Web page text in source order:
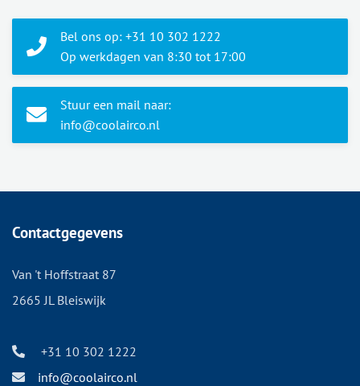
Bel ons op: +31 10 302 1222
Op werkdagen van 8:30 tot 17:00
Stuur een mail naar:
info@coolairco.nl
Contactgegevens
Van 't Hoffstraat 87
2665 JL Bleiswijk
+31 10 302 1222
info@coolairco.nl